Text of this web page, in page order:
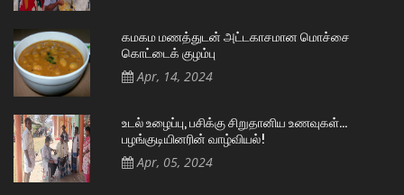
கமகம மணத்துடன் அட்டகாசமான மொச்சை
கொட்டைக் குழம்பு
Apr, 14, 2024
உடல் உழைப்பு, பசிக்கு சிறுதானிய உணவுகள்…
பழங்குடியினரின் வாழ்வியல்!
Apr, 05, 2024